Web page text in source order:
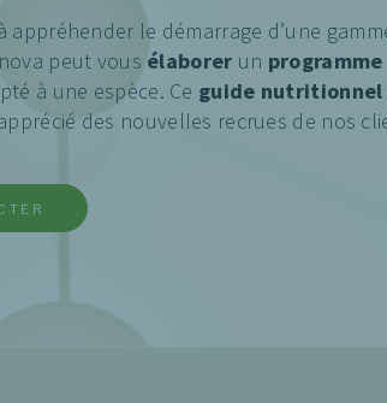
appréhender le démarrage d’une
peut vous élaborer un programme
à une espèce. Ce guide nutritionnel
des nouvelles recrues de nos